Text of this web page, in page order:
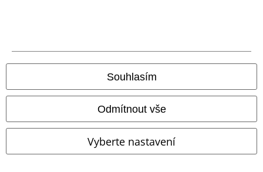
Souhlasím
Odmítnout vše
Vyberte nastavení
Dozvědět se více
Zahájit chat
Zákaznícky servis